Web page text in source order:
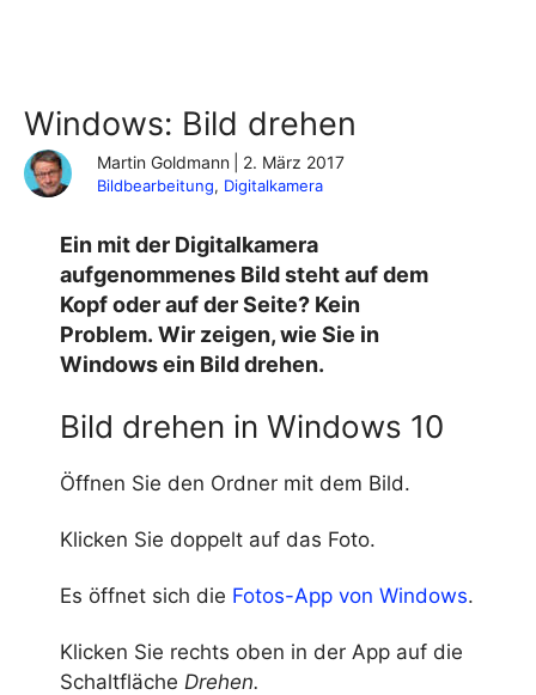
Windows: Bild drehen
Martin Goldmann 2. März 2017
Bildbearbeitung, Digitalkamera
Ein mit der Digitalkamera
aufgenommenes Bild steht auf dem
Kopf oder auf der Seite? Kein
Problem. Wir zeigen, wie Sie in
Windows ein Bild drehen.
Bild drehen in Windows 10
Öffnen Sie den Ordner mit dem Bild.
Klicken Sie doppelt auf das Foto.
Es öffnet sich die Fotos-App von Windows.
Klicken Sie rechts oben in der App auf die
Schaltfläche Drehen.